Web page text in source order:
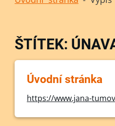
ŠTÍTEK:
Úvodní stránka
https://www.jana-